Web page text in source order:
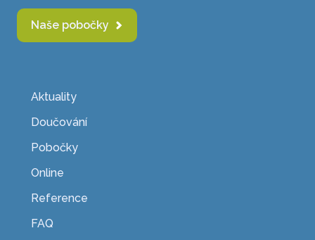
Naše pobočky
Aktuality
Doučování
Pobočky
Online
Reference
FAQ